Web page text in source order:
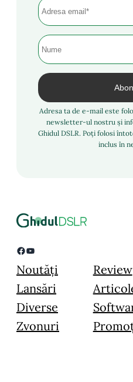
Adresa ta de e-mail este
newsletter-ul nostru și
Ghidul DSLR. Poți folosi
inclus în
Facebook YouTube
Noutăți
Lansări
Diverse
Zvonuri
Review